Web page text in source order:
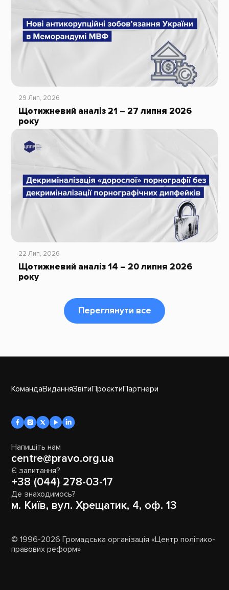
29 Лип, 2026
Щотижневий аналіз 21 – 27 липня 2026
року
22 Лип, 2026
Щотижневий аналіз 14 – 20 липня 2026
року
Переглянути все
КомандаВиданняЗвітиПроєктиПартнери
Напишіть нам
centre@pravo.org.ua
Є запитання?
+38 (044) 278-03-17
Де знаходимось?
м. Київ, вул. Хрещатик, 4, оф. 13
© 1996-2026 Громадська організація «Центр політико-
правових реформ»